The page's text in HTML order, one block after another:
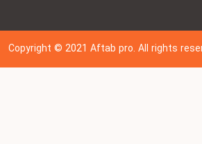
Copyright © 202 1Aftab pro. All rights